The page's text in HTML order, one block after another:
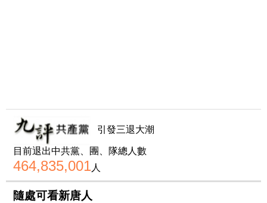
引發三退大潮
目前退出中共黨、團、隊總人數
464,835,001人
隨處可看新唐人